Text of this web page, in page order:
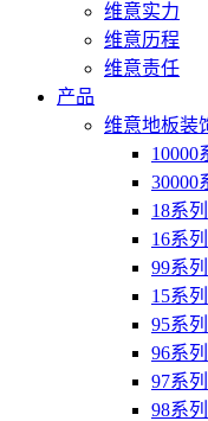
维意实力
维意历程
维意责任
产品
维意地板装
10000
30000
18系列
16系列
99系列
15系列
95系列
96系列
97系列
98系列